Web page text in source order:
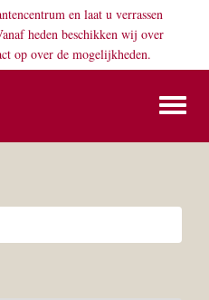
en laat u verrassen
heden beschikken wij over
op over de mogelijkheden.